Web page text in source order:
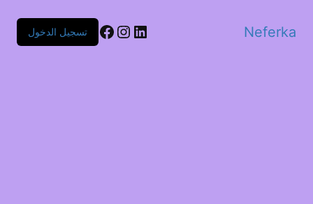
Neferka
LinkedIn
Instagram
Facebook
تسجيل الدخول